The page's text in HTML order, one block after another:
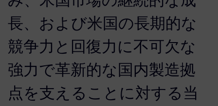
長、および米国の長期的な
競争力と回復力に不可欠な
強力で革新的な国内製造拠
点を支えることに対する当